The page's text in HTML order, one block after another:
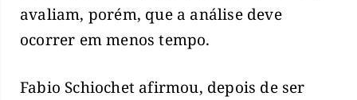
avaliam, porém, que a análise deve
ocorrer em menos tempo.
Fabio Schiochet afirmou, depois de ser